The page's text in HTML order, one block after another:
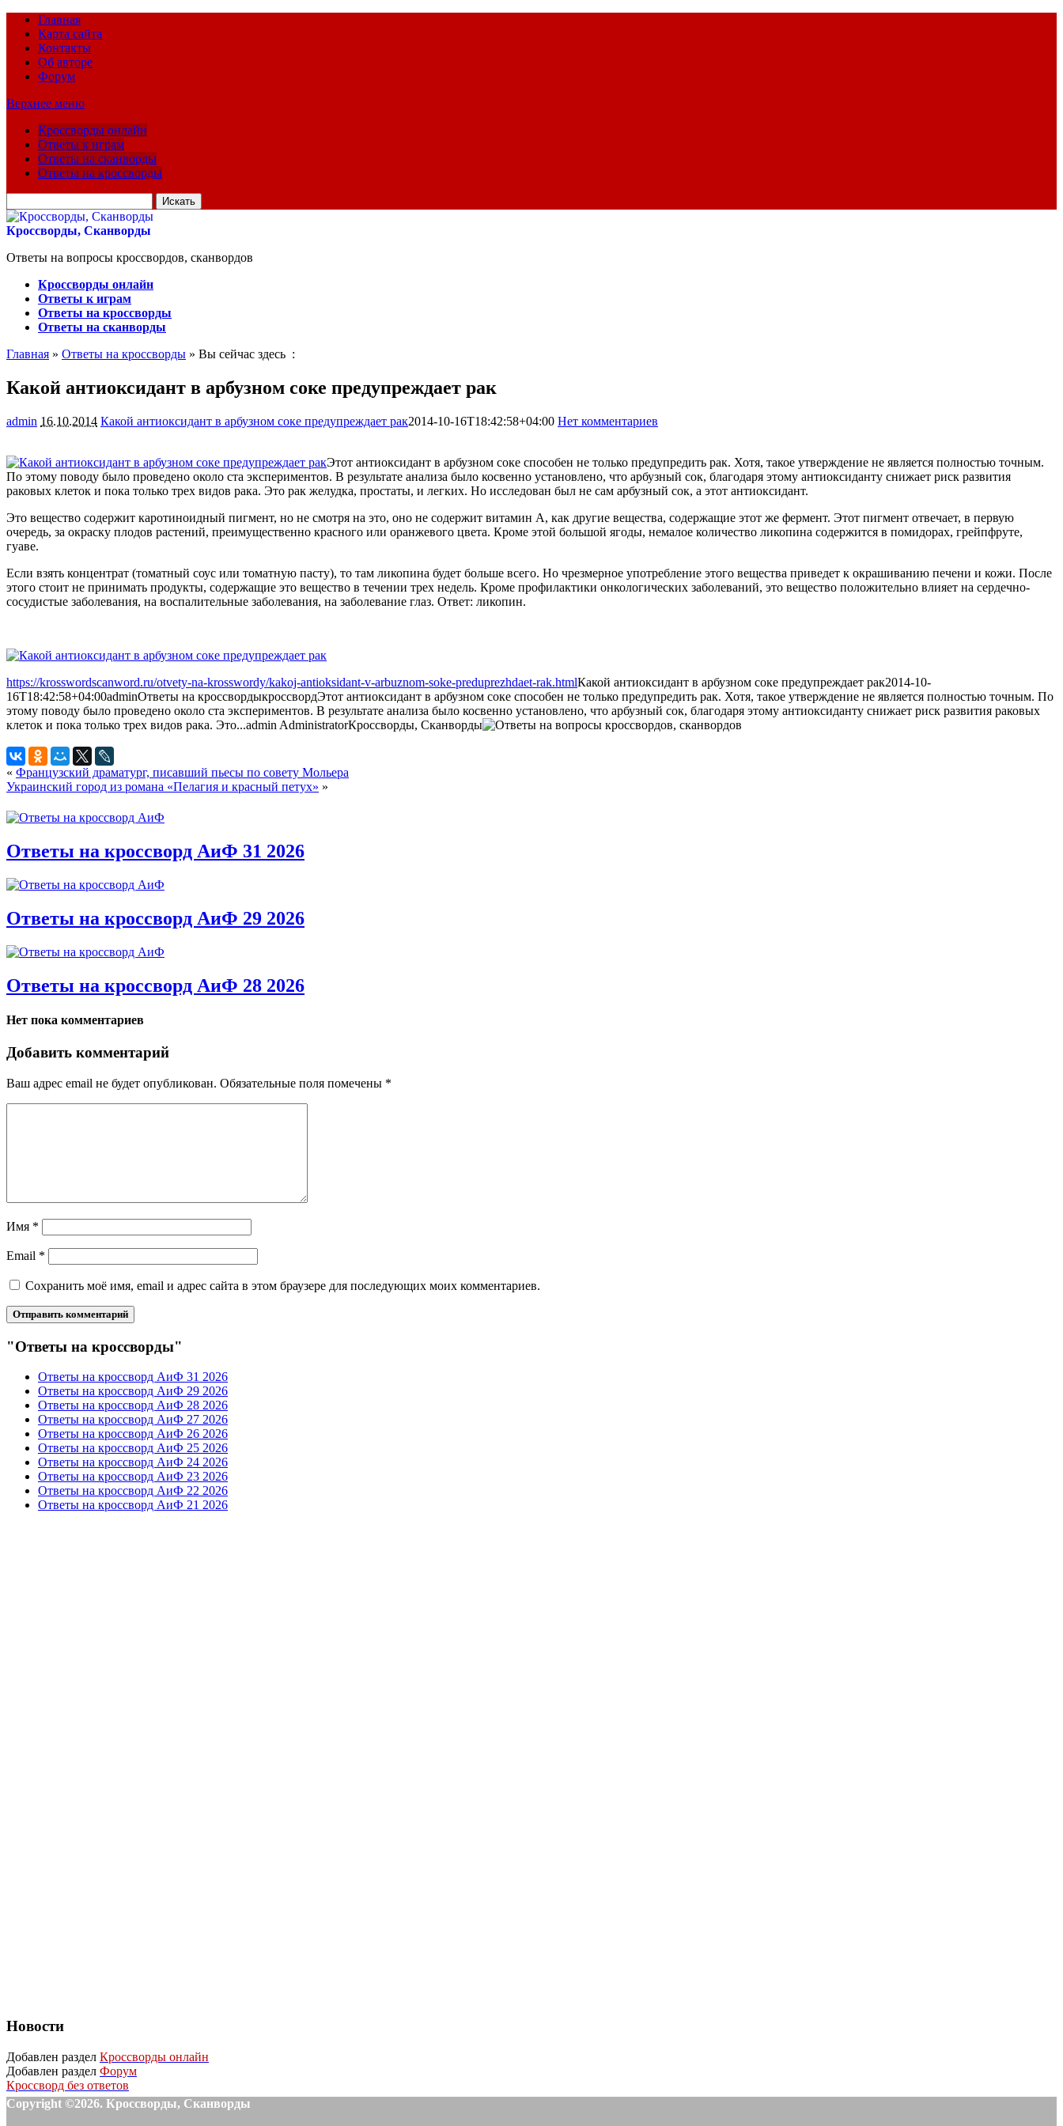
Главная
Карта сайта
Контакты
Об авторе
Форум
Верхнее меню
Кроссворды онлайн
Ответы к играм
Ответы на сканворды
Ответы на кроссворды
для:
Кроссворды, Сканворды
Ответы на вопросы кроссвордов, сканвордов
Кроссворды онлайн
Ответы к играм
Ответы на кроссворды
Ответы на сканворды
Главная » Ответы на кроссворды » Вы сейчас здесь :
Какой антиоксидант в арбузном соке предупреждает рак
admin 16.10.2014 Какой антиоксидант в арбузном соке предупреждает рак2014-10-16T18:42:58+04:00 Нет комментариев
Этот антиоксидант в арбузном соке способен не только предупредить рак. Хотя, такое утверждение не является полностью точным.
По этому поводу было проведено около ста экспериментов. В результате анализа было косвенно установлено, что арбузный сок, благодаря этому антиоксиданту снижает риск развития
раковых клеток и пока только трех видов рака. Это рак желудка, простаты, и легких. Но исследован был не сам арбузный сок, а этот антиоксидант.
Это вещество содержит каротиноидный пигмент, но не смотря на это, оно не содержит витамин А, как другие вещества, содержащие этот же фермент. Этот пигмент отвечает, в первую
очередь, за окраску плодов растений, преимущественно красного или оранжевого цвета. Кроме этой большой ягоды, немалое количество ликопина содержится в помидорах, грейпфруте,
гуаве.
Если взять концентрат (томатный соус или томатную пасту), то там ликопина будет больше всего. Но чрезмерное употребление этого вещества приведет к окрашиванию печени и кожи. После
этого стоит не принимать продукты, содержащие это вещество в течении трех недель. Кроме профилактики онкологических заболеваний, это вещество положительно влияет на сердечно-
сосудистые заболевания, на воспалительные заболевания, на заболевание глаз. Ответ: ликопин.
https://krosswordscanword.ru/otvety-na-krosswordy/kakoj-antioksidant-v-arbuznom-soke-preduprezhdaet-rak.htmlКакой антиоксидант в арбузном соке предупреждает рак2014-10-
16T18:42:58+04:00adminОтветы на кроссвордыкроссвордЭтот антиоксидант в арбузном соке способен не только предупредить рак. Хотя, такое утверждение не является полностью точным. По
этому поводу было проведено около ста экспериментов. В результате анализа было косвенно установлено, что арбузный сок, благодаря этому антиоксиданту снижает риск развития раковых
клеток и пока только трех видов рака. Это...admin AdministratorКроссворды, Сканворды
« Французский драматург, писавший пьесы по совету Мольера
Украинский город из романа «Пелагия и красный петух» »
Ответы на кроссворд АиФ 31 2026
Ответы на кроссворд АиФ 29 2026
Ответы на кроссворд АиФ 28 2026
Нет пока комментариев
Добавить комментарий
Ваш адрес email не будет опубликован. Обязательные поля помечены *
Имя *
Email *
Сохранить моё имя, email и адрес сайта в этом браузере для последующих моих комментариев.
"Ответы на кроссворды"
Ответы на кроссворд АиФ 31 2026
Ответы на кроссворд АиФ 29 2026
Ответы на кроссворд АиФ 28 2026
Ответы на кроссворд АиФ 27 2026
Ответы на кроссворд АиФ 26 2026
Ответы на кроссворд АиФ 25 2026
Ответы на кроссворд АиФ 24 2026
Ответы на кроссворд АиФ 23 2026
Ответы на кроссворд АиФ 22 2026
Ответы на кроссворд АиФ 21 2026
Новости
Добавлен раздел Кроссворды онлайн
Добавлен раздел Форум
Кроссворд без ответов
Copyright ©2026. Кроссворды, Сканворды